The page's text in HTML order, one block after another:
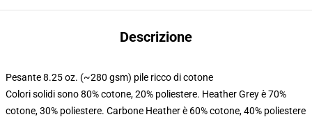
Descrizione
Pesante 8.25 oz. (~280 gsm) pile ricco di cotone
Colori solidi sono 80% cotone, 20% poliestere. Heather Grey è 70%
cotone, 30% poliestere. Carbone Heather è 60% cotone, 40% poliestere